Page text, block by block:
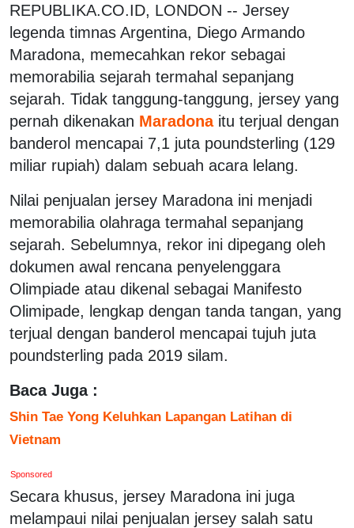
REPUBLIKA.CO.ID, LONDON -- Jersey
legenda timnas Argentina, Diego Armando
Maradona, memecahkan rekor sebagai
memorabilia sejarah termahal sepanjang
sejarah. Tidak tanggung-tanggung, jersey yang
pernah dikenakan Maradona itu terjual dengan
banderol mencapai 7,1 juta poundsterling (129
miliar rupiah) dalam sebuah acara lelang.
Nilai penjualan jersey Maradona ini menjadi
memorabilia olahraga termahal sepanjang
sejarah. Sebelumnya, rekor ini dipegang oleh
dokumen awal rencana penyelenggara
Olimpiade atau dikenal sebagai Manifesto
Olimipade, lengkap dengan tanda tangan, yang
terjual dengan banderol mencapai tujuh juta
poundsterling pada 2019 silam.
Baca Juga :
Shin Tae Yong Keluhkan Lapangan Latihan di
Vietnam
Sponsored
Secara khusus, jersey Maradona ini juga
melampaui nilai penjualan jersey salah satu